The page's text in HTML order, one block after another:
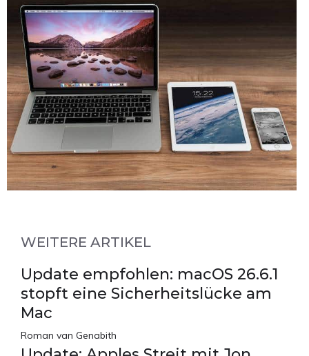
WEITERE ARTIKEL
Update empfohlen: macOS 26.6.1
stopft eine Sicherheitslücke am
Mac
Roman van Genabith